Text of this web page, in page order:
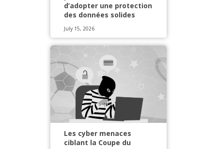
d’adopter une protection
des données solides
July 15, 2026
Les cyber menaces
ciblant la Coupe du